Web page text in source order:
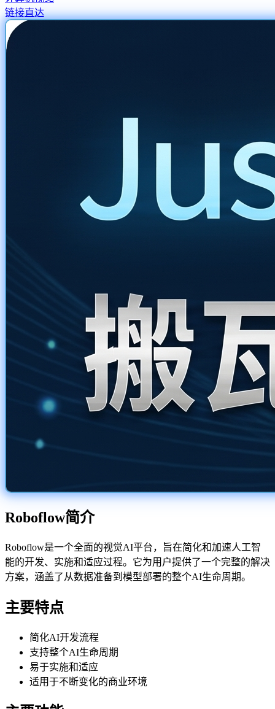
链接直达
Roboflow简介
Roboflow是一个全面的视觉AI平台，旨在简化和加速人工智
能的开发、实施和适应过程。它为用户提供了一个完整的解决
方案，涵盖了从数据准备到模型部署的整个AI生命周期。
主要特点
简化AI开发流程
支持整个AI生命周期
易于实施和适应
适用于不断变化的商业环境